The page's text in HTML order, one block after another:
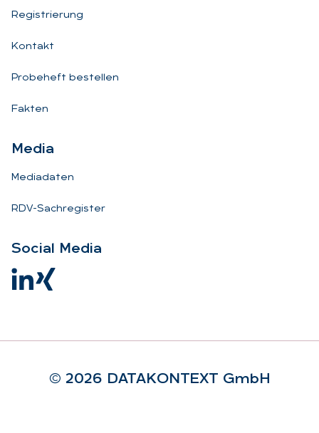
Registrierung
Kontakt
Probeheft bestellen
Fakten
Me­dia
Mediadaten
RDV-Sachregister
So­ci­al Me­dia
© 2026 DA­TA­KON­TEXT GmbH